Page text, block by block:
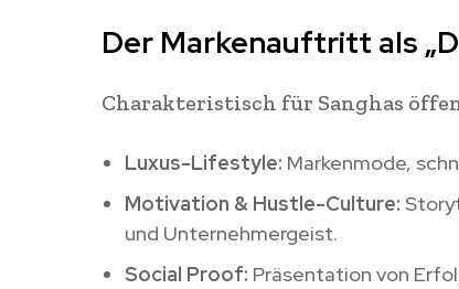
Der Markenauftritt als
Charakteristisch für Sanghas
Luxus-Lifestyle: Markenmode,
Motivation & Hustle-Culture:
und Unternehmergeist.
Social Proof: Präsentation von